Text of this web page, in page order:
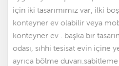
için iki tasarımımız var ilki
konteyner ev olabilir veya
konteyner ev . başka bir
odası, sıhhi tesisat evin içine
ayrıca bölme